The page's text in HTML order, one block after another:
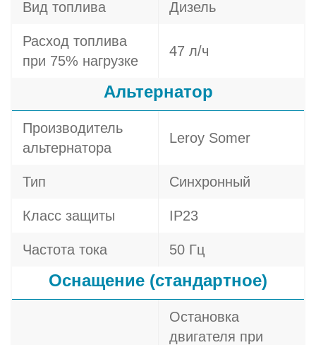
Вид топлива Дизель
Расход топлива
при 75% нагрузке
47 л/ч
Альтернатор
Производитель
альтернатора
Leroy Somer
Тип Синхронный
Класс защиты IP23
Частота тока 50 Гц
Оснащение (стандартное)
Остановка
двигателя при